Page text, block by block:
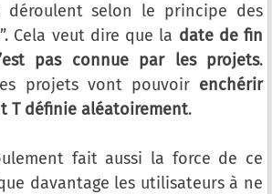
déroulent selon le principe des
Cela veut dire que la date de fin
pas connue par les projets.
projets vont pouvoir enchérir
T définie aléatoirement.
fait aussi la force de ce
davantage les utilisateurs à ne